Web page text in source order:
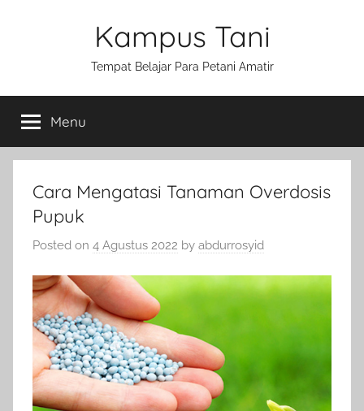
Kampus Tani
Tempat Belajar Para Petani Amatir
Menu
Cara Mengatasi Tanaman Overdosis
Pupuk
Posted on 4 Agustus 2022 by abdurrosyid